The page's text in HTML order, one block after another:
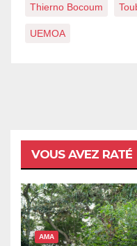
Thierno Bocoum
UEMOA
VOUS AVEZ RATÉ
AMA